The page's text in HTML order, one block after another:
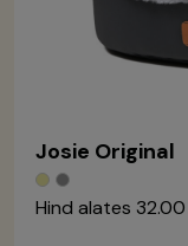
Josie Original
Hind alates